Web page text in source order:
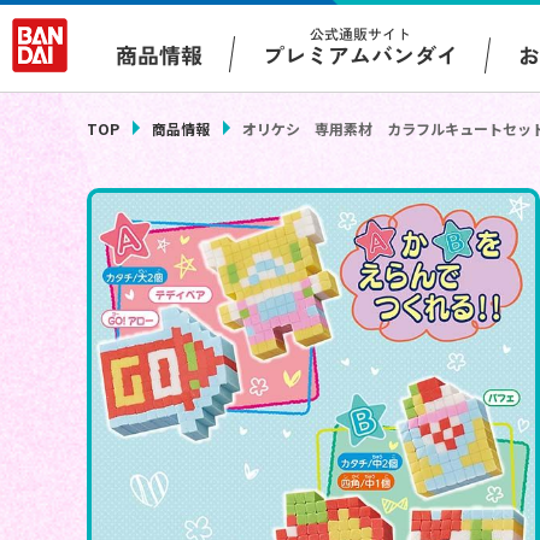
商品情報
公式通販サイト
プレミアムバンダイ
TOP 商品情報 オリケシ 専用素材 カラフルキュートセッ